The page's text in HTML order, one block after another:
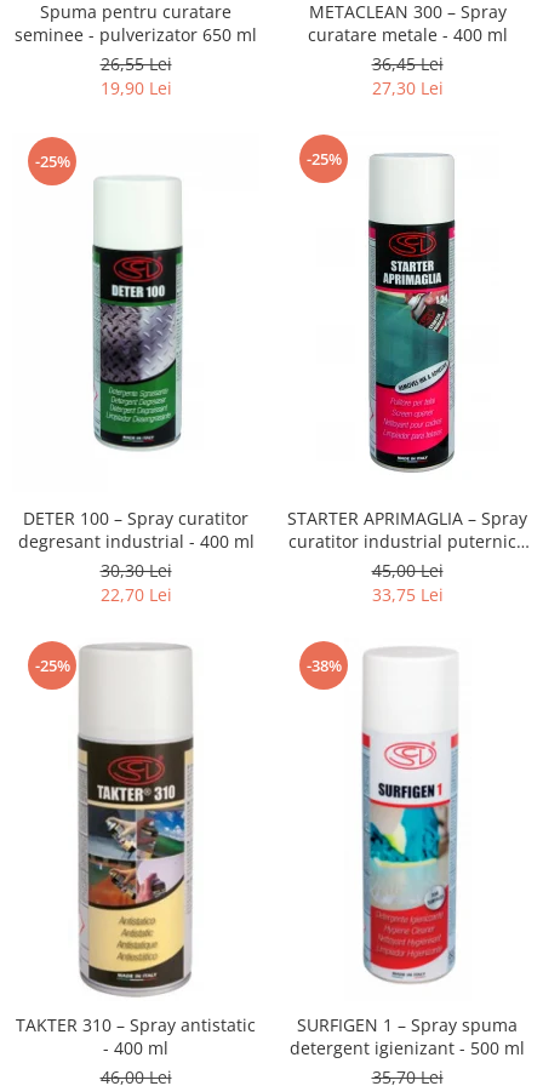
Spuma pentru curatare
seminee - pulverizator 650 ml
26,55 Lei
19,90 Lei
METACLEAN 300 – Spray
curatare metale - 400 ml
36,45 Lei
27,30 Lei
-25%
DETER 100 – Spray curatitor
degresant industrial - 400 ml
30,30 Lei
22,70 Lei
-25%
STARTER APRIMAGLIA – Spray
curatitor industrial puternic -
500 ml
45,00 Lei
33,75 Lei
-25%
TAKTER 310 – Spray antistatic
- 400 ml
46,00 Lei
-38%
SURFIGEN 1 – Spray spuma
detergent igienizant - 500 ml
35,70 Lei